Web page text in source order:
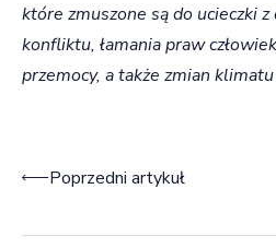
które zmuszone są do ucieczki
konfliktu, łamania praw
przemocy, a także zmian
Nawigacja wpisu
Poprzedni artykuł